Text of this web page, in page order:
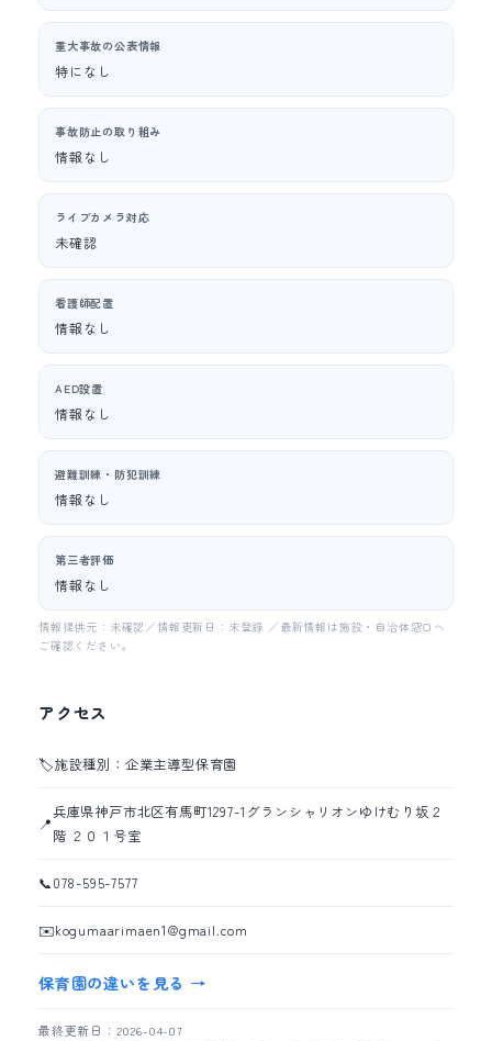
重大事故の公表情報
特になし
事故防止の取り組み
情報なし
ライブカメラ対応
未確認
看護師配置
情報なし
AED設置
情報なし
避難訓練・防犯訓練
情報なし
第三者評価
情報なし
情報提供元：未確認／情報更新日：未登録 ／最新情報は施設・自治体窓口へ
ご確認ください。
アクセス
🏷️施設種別：企業主導型保育園
📍
兵庫県神戸市北区有馬町1297-1グランシャリオンゆけむり坂２
階 ２０１号室
📞078-595-7577
✉️kogumaarimaen1@gmail.com
保育園の違いを見る →
最終更新日：2026-04-07